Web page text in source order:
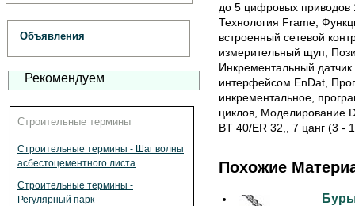
Объявления
Рекомендуем
Строительные термины
Строительные термины - Шаг волны
асбестоцементного листа
Строительные термины -
Регулярный парк
до 5 цифровых приводов
Технология Frame,
встроенный сетевой
измерительный щуп,
Инкрементальный
интерфейсом EnDat,
инкрементальное,
циклов, Моделирование
BT 40/ER 32,, 7 цанг (3 -
Похожие